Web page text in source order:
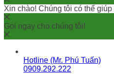
Xin chào! Chúng tôi có thể
Gọi ngay cho chúng tôi!
Hotline (Mr. Phú Tuấn)
0909.292.222